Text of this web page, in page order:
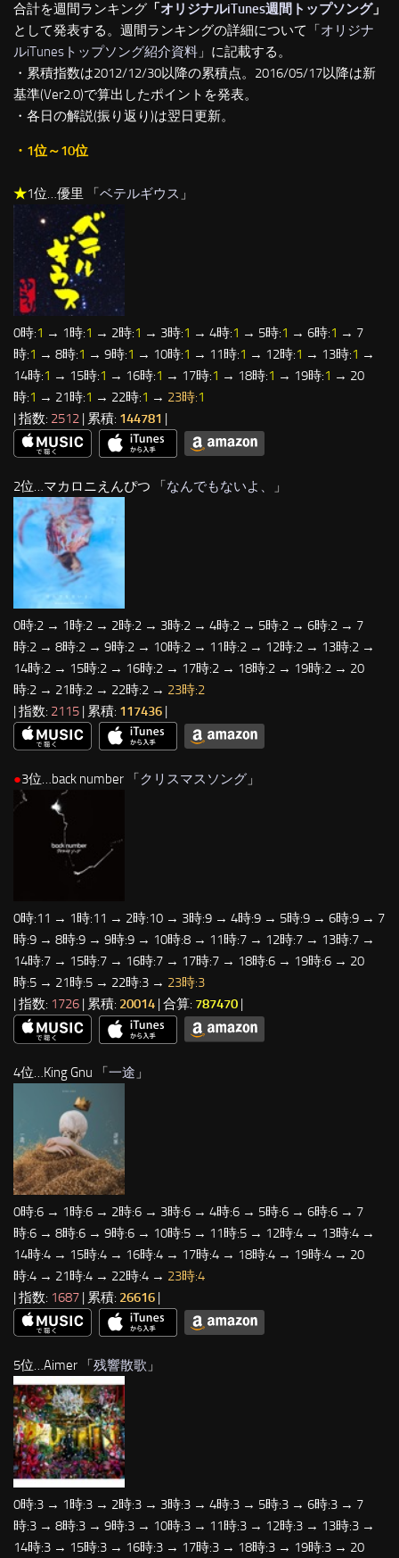
合計を週間ランキング 「オリジナルiTunes週間トップソング」
として発表する。週間ランキングの詳細について「オリジナ
ルiTunesトップソング紹介資料 」に記載する。
・累積指数は2012/12/30以降の累積点。2016/05/17以降は新
基準(Ver2.0)で算出したポイントを発表。
・各日の解説(振り返り)は翌日更新。
・1位～10位
★1位…優里 「ベテルギウス 」
0時:1 → 1時:1 → 2時:1 → 3時:1 → 4時:1 → 5時:1 → 6時:1 → 7
時:1 → 8時:1 → 9時:1 → 10時:1 → 11時:1 → 12時:1 → 13時:1 →
14時:1 → 15時:1 → 16時:1 → 17時:1 → 18時:1 → 19時:1 → 20
時:1 → 21時:1 → 22時:1 → 23時:1
| 指数: 2512 | 累積: 144781 |
2位…マカロニえんぴつ 「なんでもないよ、 」
0時:2 → 1時:2 → 2時:2 → 3時:2 → 4時:2 → 5時:2 → 6時:2 → 7
時:2 → 8時:2 → 9時:2 → 10時:2 → 11時:2 → 12時:2 → 13時:2 →
14時:2 → 15時:2 → 16時:2 → 17時:2 → 18時:2 → 19時:2 → 20
時:2 → 21時:2 → 22時:2 → 23時:2
| 指数: 2115 | 累積: 117436 |
●3位…back number 「 クリスマスソング 」
0時:11 → 1時:11 → 2時:10 → 3時:9 → 4時:9 → 5時:9 → 6時:9 → 7
時:9 → 8時:9 → 9時:9 → 10時:8 → 11時:7 → 12時:7 → 13時:7 →
14時:7 → 15時:7 → 16時:7 → 17時:7 → 18時:6 → 19時:6 → 20
時:5 → 21時:5 → 22時:3 → 23時:3
| 指数: 1726 | 累積: 20014 | 合算: 787470
4位…King Gnu 「一途 」
0時:6 → 1時:6 → 2時:6 → 3時:6 → 4時:6 → 5時:6 → 6時:6 → 7
時:6 → 8時:6 → 9時:6 → 10時:5 → 11時:5 → 12時:4 → 13時:4 →
14時:4 → 15時:4 → 16時:4 → 17時:4 → 18時:4 → 19時:4 → 20
時:4 → 21時:4 → 22時:4 → 23時:4
| 指数: 1687 | 累積: 26616 |
5位…Aimer 「残響散歌 」
0時:3 → 1時:3 → 2時:3 → 3時:3 → 4時:3 → 5時:3 → 6時:3 → 7
時:3 → 8時:3 → 9時:3 → 10時:3 → 11時:3 → 12時:3 → 13時:3 →
14時:3 → 15時:3 → 16時:3 → 17時:3 → 18時:3 → 19時:3 → 20